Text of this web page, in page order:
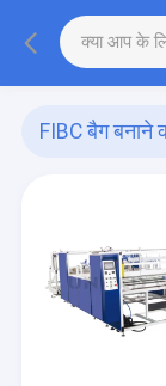
FIBC बैग बनाने